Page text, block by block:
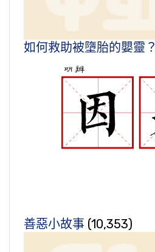
如何救助被墮胎的嬰靈？
善惡小故事 (10,353)